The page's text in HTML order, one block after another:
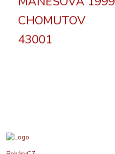
CHOMUTOV
43001